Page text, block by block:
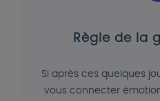
Règle de la
Si après ces quelques
vous connecter